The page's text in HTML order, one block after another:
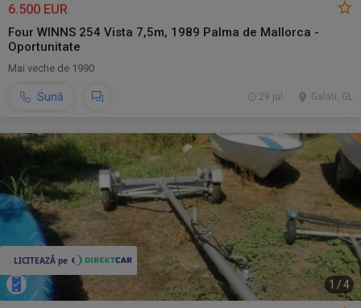
6.500 EUR
Four WINNS 254 Vista 7,5m, 1989 Palma de Mallorca -
Oportunitate
Mai veche de 1990
Sună Galati, GL
29 jul.
1 /4